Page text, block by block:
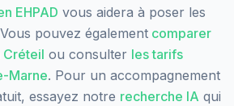
EHPAD vous aidera à poser les
pouvez également comparer
Créteil ou consulter les tarifs
Marne. Pour un accompagnement
essayez notre recherche IA qui